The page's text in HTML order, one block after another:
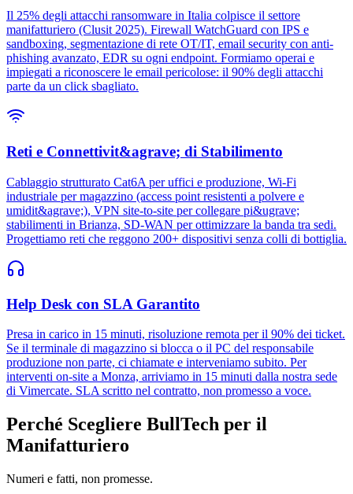
Il 25% degli attacchi ransomware in Italia colpisce il settore
manifatturiero (Clusit 2025). Firewall WatchGuard con IPS e
sandboxing, segmentazione di rete OT/IT, email security con anti-
phishing avanzato, EDR su ogni endpoint. Formiamo operai e
impiegati a riconoscere le email pericolose: il 90% degli attacchi
parte da un click sbagliato.
Reti e Connettivit&agrave; di Stabilimento
Cablaggio strutturato Cat6A per uffici e produzione, Wi-Fi
industriale per magazzino (access point resistenti a polvere e
umidit&agrave;), VPN site-to-site per collegare pi&ugrave;
stabilimenti in Brianza, SD-WAN per ottimizzare la banda tra sedi.
Progettiamo reti che reggono 200+ dispositivi senza colli di bottiglia.
Help Desk con SLA Garantito
Presa in carico in 15 minuti, risoluzione remota per il 90% dei ticket.
Se il terminale di magazzino si blocca o il PC del responsabile
produzione non parte, ci chiamate e interveniamo subito. Per
interventi on-site a Monza, arriviamo in 15 minuti dalla nostra sede
di Vimercate. SLA scritto nel contratto, non promesso a voce.
Perché Scegliere BullTech per il
Manifatturiero
Numeri e fatti, non promesse.